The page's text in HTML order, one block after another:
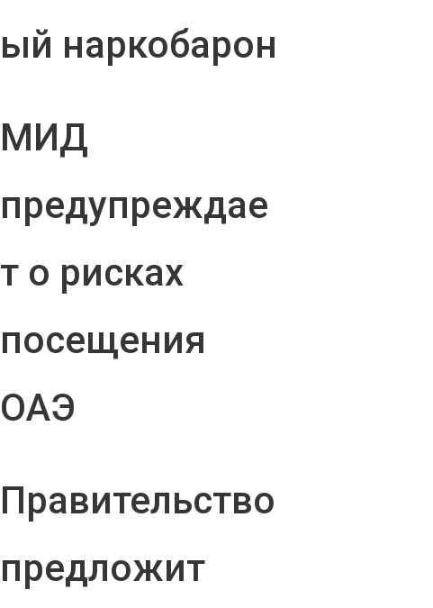
ый наркобарон
МИД
предупреждае
т о рисках
посещения
ОАЭ
Правительство
предложит